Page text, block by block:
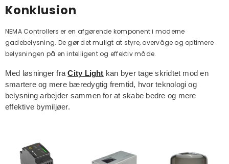
Konklusion
NEMA Controllers er en afgørende komponent i moderne
gadebelysning. De gør det muligt at styre, overvåge og optimere
belysningen på en intelligent og effektiv måde.
Med løsninger fraCity Light kan byer tage skridtet mod en
smartere og mere bæredygtig fremtid, hvor teknologi og
belysning arbejder sammen for at skabe bedre og mere
effektive bymiljøer.